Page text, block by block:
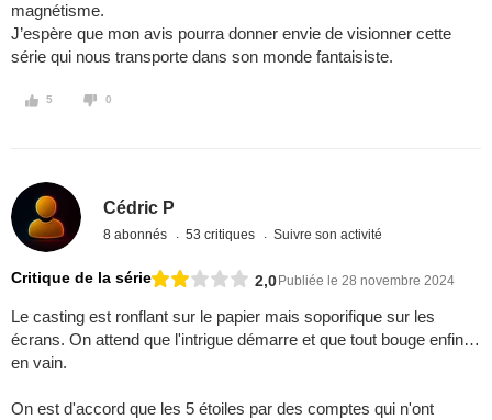
magnétisme.
J’espère que mon avis pourra donner envie de visionner cette
série qui nous transporte dans son monde fantaisiste.
5 0
Cédric P
8 abonnés 53 critiques Suivre son activité
Critique de la série 2,0Publiée le 28 novembre 2024
Le casting est ronflant sur le papier mais soporifique sur les
écrans. On attend que l'intrigue démarre et que tout bouge enfin…
en vain.
On est d'accord que les 5 étoiles par des comptes qui n'ont